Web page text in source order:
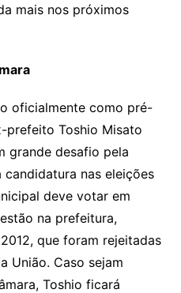
mais nos próximos
oficialmente como pré-
Toshio Misato
grande desafio pela
nas eleições
deve votar em
na prefeitura,
que foram rejeitadas
União. Caso sejam
Toshio ficará